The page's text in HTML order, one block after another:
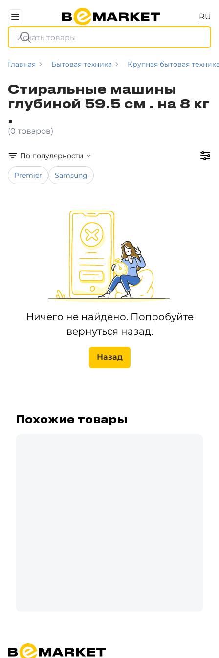
RU
Главная Бытовая техника Крупная бытовая
Стиральные машины
глубиной 59.5 см . на 8 кг
.
(0 товаров)
По популярности
Premier Samsung
Ничего не найдено. Попробуйте
вернуться назад.
Назад
Похожие товары